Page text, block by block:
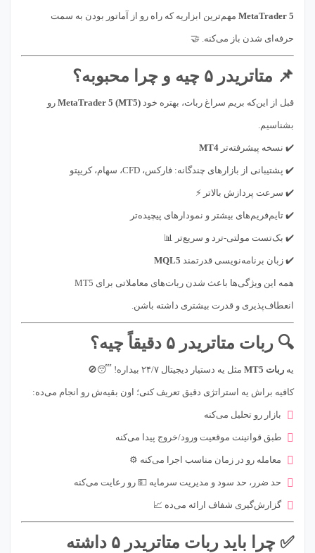
MetaTrader 5 مهم‌ترین ابزاریه که راه رو از آماتور بودن به سمت
حرفه‌ای شدن باز می‌کنه. 🤝
📌 متاتریدر ۵ چیه و چرا محبوبه؟
قبل از این‌که بریم سراغ ربات، بهتره خود MetaTrader 5 (MT5) رو
بشناسیم.
✔️ نسخه پیشرفته‌تر MT4
✔️ پشتیبانی از بازارهای چندگانه: فارکس، CFD، سهام، کریپتو
✔️ سرعت پردازش بالاتر ⚡
✔️ تایم‌فریم‌های بیشتر و نمودارهای پیچیده‌تر
✔️ بک‌تست مولتی-ترد و سریع‌تر 📊
✔️ زبان برنامه‌نویسی قدرتمند MQL5
همه این ویژگی‌ها باعث شدن ربات‌های معاملاتی برای MT5
انعطاف‌پذیری و قدرت بیشتری داشته باشن.
🔍 ربات متاتریدر ۵ دقیقاً چیه؟
یه ربات MT5 مثل یه دستیار دیجیتال ۲۴/۷ بیداره! 😴🚫
کافیه براش یه استراتژی دقیق تعریف کنی؛ اون بقیه‌ش رو انجام می‌ده:
بازار رو تحلیل می‌کنه
طبق قوانینت موقعیت ورود/خروج پیدا می‌کنه
معامله رو در زمان مناسب اجرا می‌کنه ⚙️
حد ضرر، حد سود و مدیریت سرمایه 💵 رو رعایت می‌کنه
گزارش‌گیری شفاف ارائه می‌ده 📈
✅ چرا باید ربات متاتریدر ۵ داشته